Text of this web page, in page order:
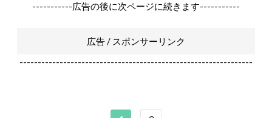
-----------広告の後に次ページに続きます-----------
広告 / スポンサーリンク
----------------------------------------------------------------